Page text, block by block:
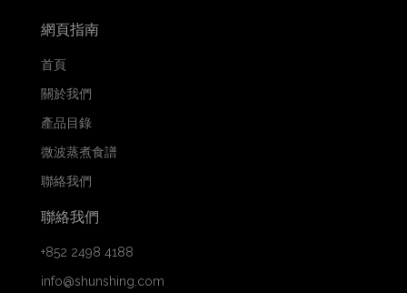
網頁指南
首頁
關於我們
產品目錄
微波蒸煮食譜
聯絡我們
聯絡我們
+852 2498 4188
info@shunshing.com